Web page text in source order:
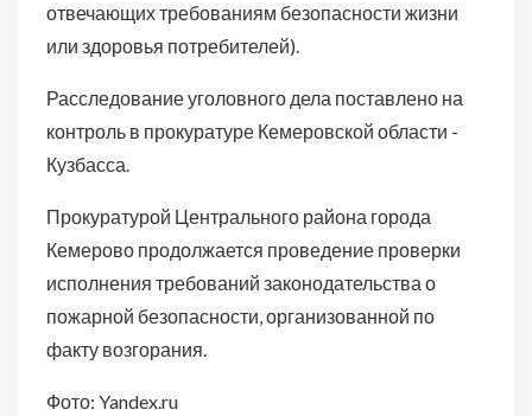
отвечающих требованиям безопасности жизни
или здоровья потребителей).
Расследование уголовного дела поставлено на
контроль в прокуратуре Кемеровской области -
Кузбасса.
Прокуратурой Центрального района города
Кемерово продолжается проведение проверки
исполнения требований законодательства о
пожарной безопасности, организованной по
факту возгорания.
Фото: Yandex.ru